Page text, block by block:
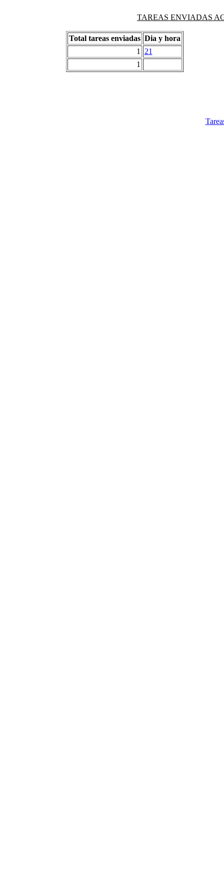
TAREAS ENVIADAS
Total tareas enviadas Dia y hora
1
21
1